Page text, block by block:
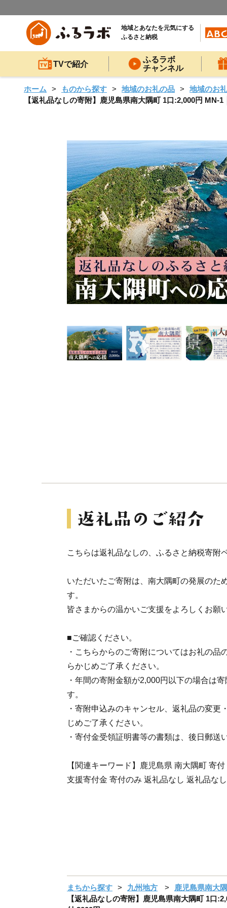
地域とあなたを元気にする
ふるさと納税
TVで紹介
ふるラボ
チャンネル
ホーム ものから探す 地域のお礼の品
地域のお
【返礼品なしの寄附】鹿児島県南大隅町 1口:2,000円
こちらは返礼品なしの、ふるさと納税寄附
いただいたご寄附は、南大隅町の発展のた
す。
皆さまからの温かいご支援をよろしくお願
■ご確認ください。
・こちらからのご寄附についてはお礼の品
らかじめご了承ください。
・年間の寄附金額が2,000円以下の場合は
す。
・寄附申込みのキャンセル、返礼品の変更
じめご了承ください。
・寄付金受領証明書等の書類は、後日郵送
【関連キーワード】鹿児島県 南大隅町 寄
支援寄付金 寄付のみ 返礼品なし 返礼品な
まちから探す 九州地方 鹿児島県南大
【返礼品なしの寄附】鹿児島県南大隅町 1口